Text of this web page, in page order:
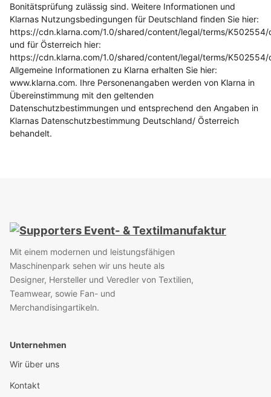
Bonitätsprüfung zulässig sind. Weitere Informationen und
Klarnas Nutzungsbedingungen für Deutschland finden Sie hier:
https://cdn.klarna.com/1.0/shared/content/legal/terms/K502554/
und für Österreich hier:
https://cdn.klarna.com/1.0/shared/content/legal/terms/K502554/
Allgemeine Informationen zu Klarna erhalten Sie hier:
www.klarna.com. Ihre Personenangaben werden von Klarna in
Übereinstimmung mit den geltenden
Datenschutzbestimmungen und entsprechend den Angaben in
Klarnas Datenschutzbestimmung Deutschland/ Österreich
behandelt.
Mit einem modernen und leistungsfähigen
Maschinenpark sehen wir uns heute als
Designer, Hersteller und Veredler von Textilien,
Teamwear, sowie Fan- und
Merchandisingartikeln.
Unternehmen
Wir über uns
Kontakt